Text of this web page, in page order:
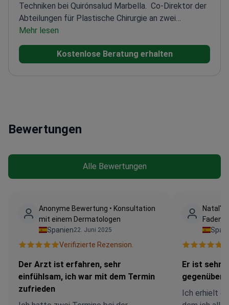
Techniken bei Quirónsalud Marbella.
Co-Direktor der
Abteilungen für Plastische Chirurgie an zwei
führenden Krankenhäusern
rekonstruktiven TechnikenRegelmäßige Teilnahme an
einem Krankenhausumfeld für maximale Sicherheit
Mehr lesen
Kostenlose Beratung erhalten
Bewertungen
Alle Bewertungen
Anonyme Bewertung • Konsultation
mit einem Dermatologen
Spanien22. Juni 2025
Verifizierte Rezension.
Der Arzt ist erfahren, sehr
einfühlsam, ich war mit dem Termin
zufrieden
Er ist sehr
gegenüber
Ich erhielt